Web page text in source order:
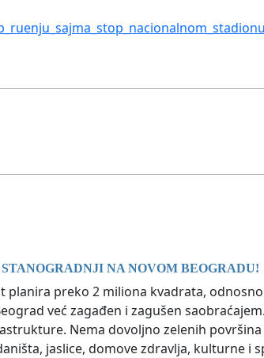
NA NOVOM BEOGRADU!
planira preko 2 miliona kvadrata,
već zagađen i zagušen
Nema dovoljno zelenih
jaslice, domove zdravlja, kulturne i